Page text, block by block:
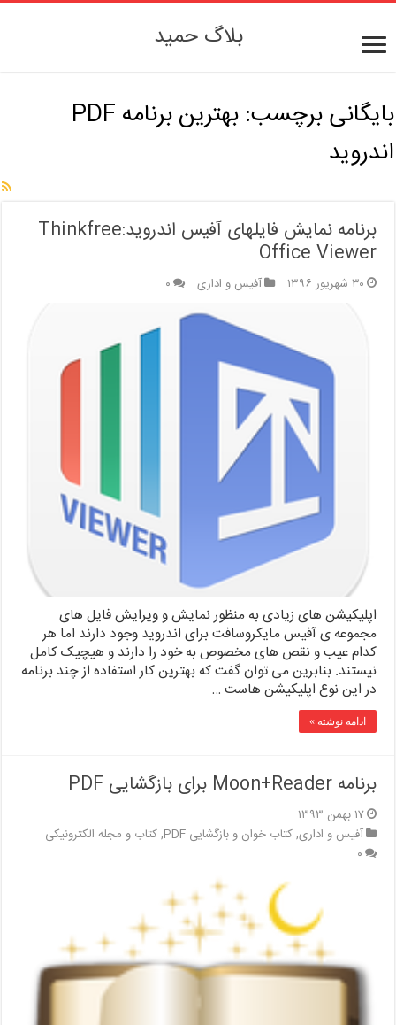
بلاگ حمید
بایگانی برچسب:
بهترین برنامه PDF
اندروید
برنامه نمایش فایلهای آفیس اندروید:Thinkfree
Office Viewer
۳۰ شهریور ۱۳۹۶ آفیس و اداری ۰
اپلیکیشن های زیادی به منظور نمایش و ویرایش فایل های
مجموعه ی آفیس مایکروسافت برای اندروید وجود دارند اما هر
کدام عیب و نقص های مخصوص به خود را دارند و هیچیک کامل
نیستند. بنابرین می توان گفت که بهترین کار استفاده از چند برنامه
در این نوع اپلیکیشن هاست …
ادامه نوشته »
برنامه Moon+Reader برای بازگشایی PDF
۱۷ بهمن ۱۳۹۳
آفیس و اداری,کتاب خوان و بازگشایی PDF ,کتاب و مجله الکترونیکی
۰